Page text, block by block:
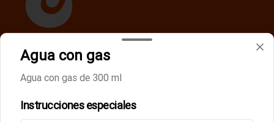
Términos y condiciones
Mi cuenta
Agua con gas
Agua con gas de 300 ml
Instrucciones especiales